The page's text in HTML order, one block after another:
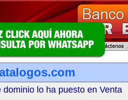
dominio lo ha puesto en Venta